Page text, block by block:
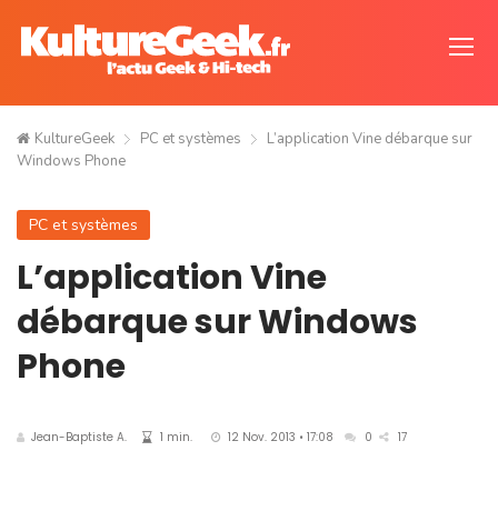
KultureGeek PC et systèmes
L’application Vine débarque sur
Windows Phone
PC et systèmes
L’application Vine
débarque sur Windows
Phone
Jean-Baptiste A. 1 min. 12 Nov. 2013 • 17:08 0 17